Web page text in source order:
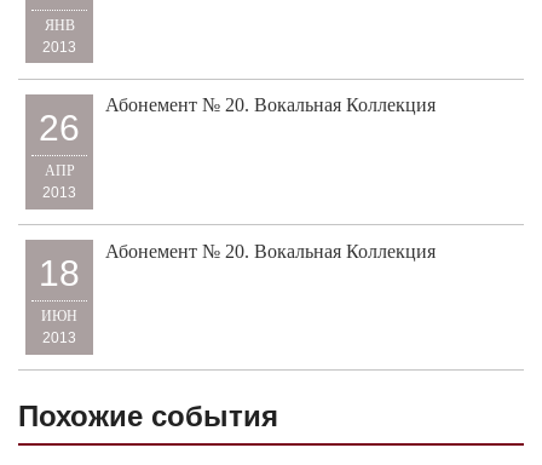
ЯНВ
2013
26
АПР
2013
Абонемент № 20. Вокальная Коллекция
18
ИЮН
2013
Абонемент № 20. Вокальная Коллекция
Похожие события